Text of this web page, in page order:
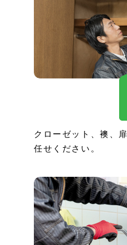
クローゼット、襖、
任せください。